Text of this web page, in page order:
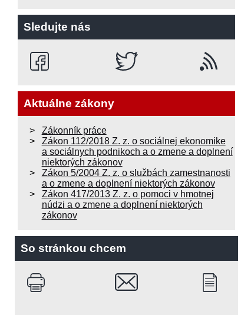
Sledujte nás
Aktuálne zákony
Zákonník práce
Zákon 112/2018 Z. z. o sociálnej ekonomike
a sociálnych podnikoch a o zmene a doplnení
niektorých zákonov
Zákon 5/2004 Z. z. o službách zamestnanosti
a o zmene a doplnení niektorých zákonov
Zákon 417/2013 Z. z. o pomoci v hmotnej
núdzi a o zmene a doplnení niektorých
zákonov
So stránkou chcem